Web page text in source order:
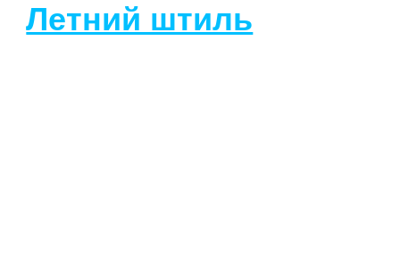
Летний штиль